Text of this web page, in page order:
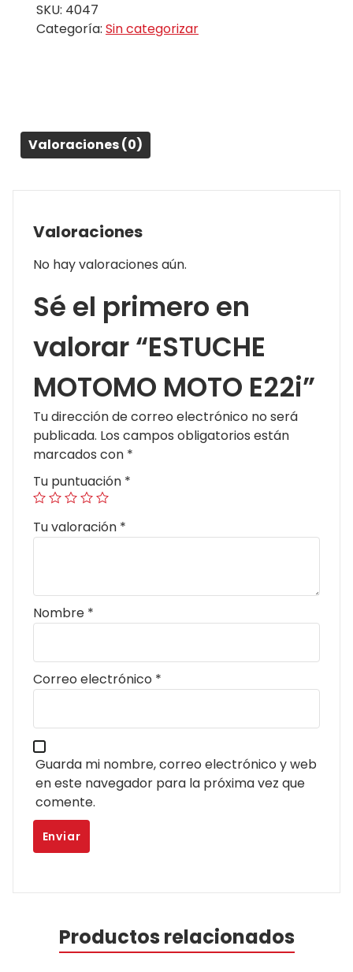
SKU: 4047
Categoría: Sin categorizar
Valoraciones (0)
Valoraciones
No hay valoraciones aún.
Sé el primero en
valorar “ESTUCHE
MOTOMO MOTO E22i”
Tu dirección de correo electrónico no será
publicada. Los campos obligatorios están
marcados con *
Tu puntuación *
Tu valoración *
Nombre *
Correo electrónico *
Guarda mi nombre, correo electrónico y web
en este navegador para la próxima vez que
comente.
Productos relacionados